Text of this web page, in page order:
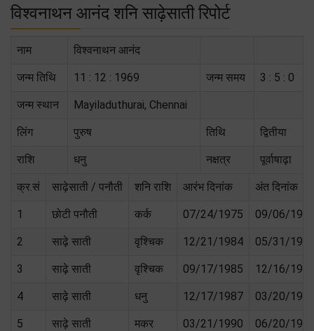
विश्वनाथन आनंद शनि साढ़ेसाती रिपोर्ट
नाम विश्वनाथन आनंद
जन्म तिथि 11 : 12 : 1969 जन्म समय 3 : 5 : 0
जन्म स्थान Mayiladuthurai, Chennai
लिंग पुरुष तिथि द्वितीया
राशि धनु नक्षत्र पूर्वाषाढ़ा
क्र.सं साढ़ेसाती / पनौती शनि राशि आरंभ दिनांक अंत दिनांक
1 छोटी पनौती कर्क 07/24/1975 09/06/
2 साढ़े साती वृश्चिक 12/21/1984 05/31/
3 साढ़े साती वृश्चिक 09/17/1985 12/16/
4 साढ़े साती धनु 12/17/1987 03/20/
5 साढ़े साती मकर 03/21/1990 06/20/